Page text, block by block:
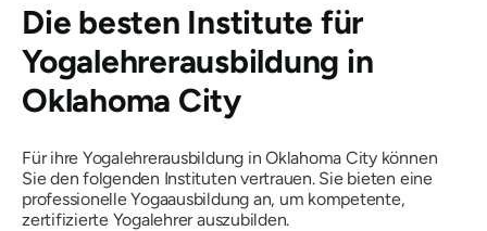
Die besten Institute für
Yogalehrerausbildung in
Oklahoma City
Für ihre Yogalehrerausbildung in Oklahoma City können
Sie den folgenden Instituten vertrauen. Sie bieten eine
professionelle Yogaausbildung an, um kompetente,
zertifizierte Yogalehrer auszubilden.